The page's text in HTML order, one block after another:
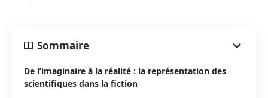
Sommaire
De l’imaginaire à la réalité : la représentation des
scientifiques dans la fiction